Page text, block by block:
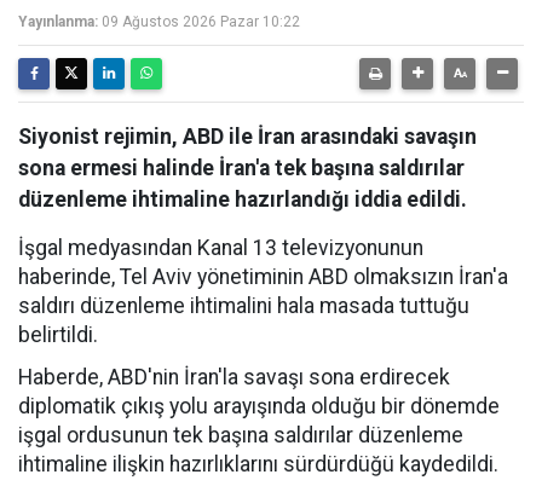
Yayınlanma: 09 Ağustos 2026 Pazar 10:22
Siyonist rejimin, ABD ile İran arasındaki savaşın
sona ermesi halinde İran'a tek başına saldırılar
düzenleme ihtimaline hazırlandığı iddia edildi.
İşgal medyasından Kanal 13 televizyonunun
haberinde, Tel Aviv yönetiminin ABD olmaksızın İran'a
saldırı düzenleme ihtimalini hala masada tuttuğu
belirtildi.
Haberde, ABD'nin İran'la savaşı sona erdirecek
diplomatik çıkış yolu arayışında olduğu bir dönemde
işgal ordusunun tek başına saldırılar düzenleme
ihtimaline ilişkin hazırlıklarını sürdürdüğü kaydedildi.